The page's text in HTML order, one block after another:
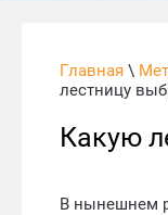
Главная \
лестницу
Какую
В нынешнем